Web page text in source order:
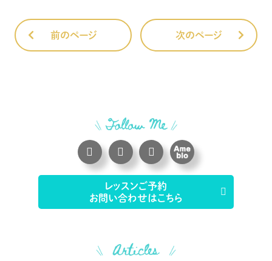
前のページ 次のページ
レッスンご予約
お問い合わせはこちら